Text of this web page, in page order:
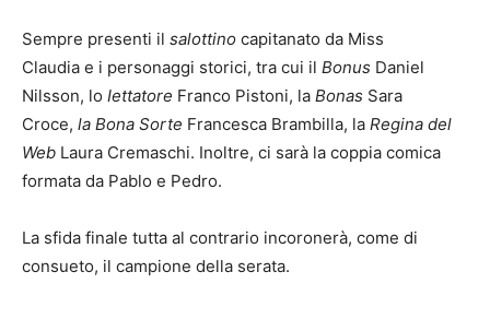
Sempre presenti il salottino capitanato da Miss
Claudia e i personaggi storici, tra cui il Bonus Daniel
Nilsson, lo Iettatore Franco Pistoni, la Bonas Sara
Croce, la Bona Sorte Francesca Brambilla, la Regina del
Web Laura Cremaschi. Inoltre, ci sarà la coppia comica
formata da Pablo e Pedro.
La sfida finale tutta al contrario incoronerà, come di
consueto, il campione della serata.